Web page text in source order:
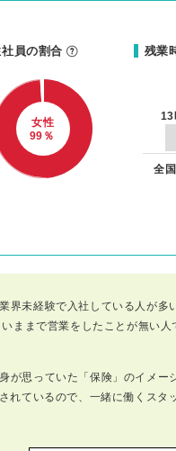
員の割合
女性
99 ％
残業
13
全
界未経験で入社している人が多
いままで営業をしたことが無い
が思っていた「保険」のイメー
れているので、一緒に働くスタ